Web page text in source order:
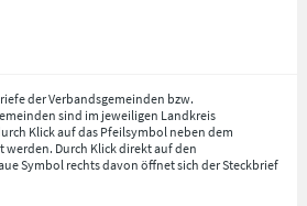
der Verbandsgemeinden bzw.
sind im jeweiligen Landkreis
Klick auf das Pfeilsymbol neben dem
Durch Klick direkt auf den
Symbol rechts davon öffnet sich der Steckbrief